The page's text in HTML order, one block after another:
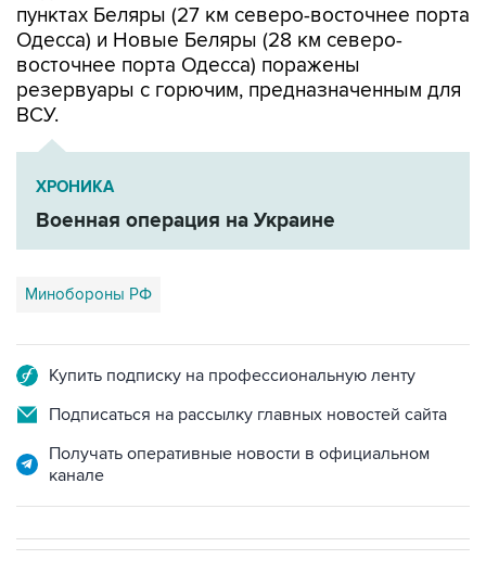
пунктах Беляры (27 км северо-восточнее порта
Одесса) и Новые Беляры (28 км северо-
восточнее порта Одесса) поражены
резервуары с горючим, предназначенным для
ВСУ.
ХРОНИКА
Военная операция на Украине
Минобороны РФ
Купить подписку на профессиональную ленту
Подписаться на рассылку главных новостей сайта
Получать оперативные новости в официальном
канале